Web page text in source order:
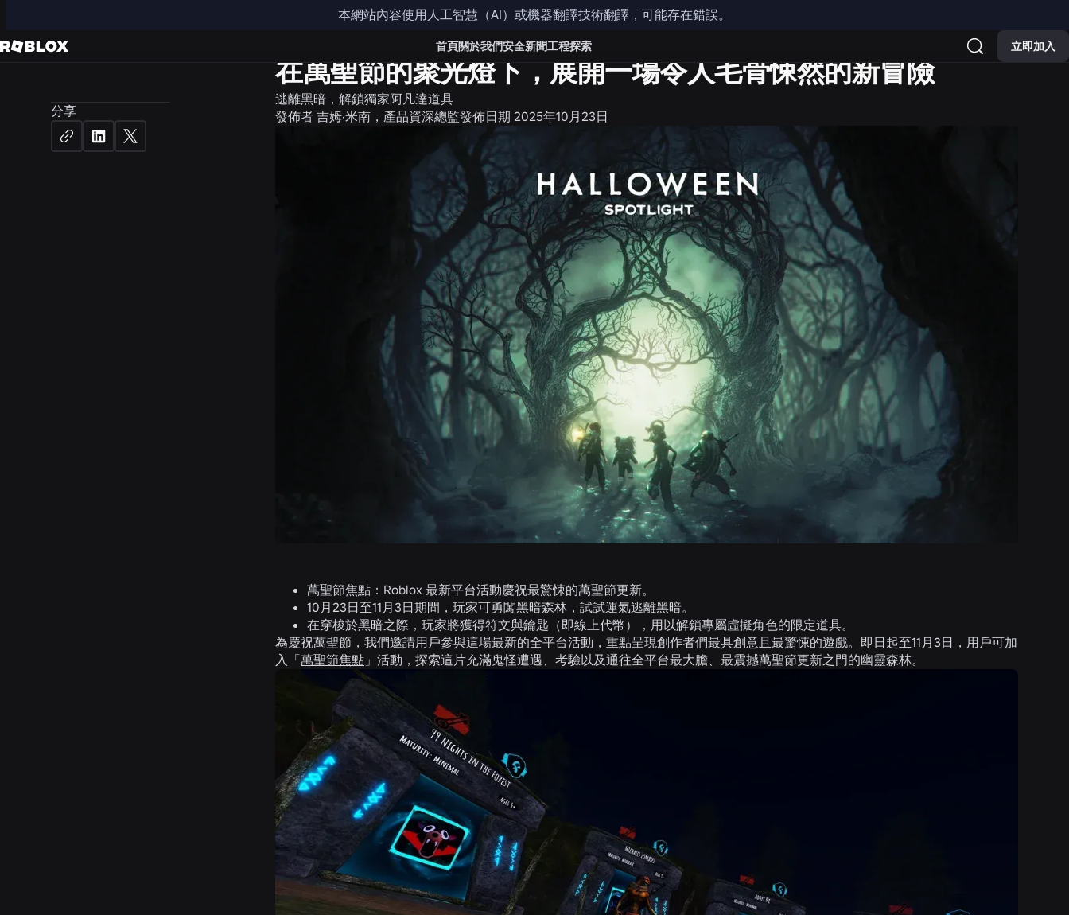
本網站內容使用人工智慧（AI）或機器翻譯技術翻譯，可能存在錯誤。
首頁關於我們安全新聞工程探索 立即加入
分享
新聞
在萬聖節的聚光燈下，展開一場令人毛骨悚然的新冒險
逃離黑暗，解鎖獨家阿凡達道具
發佈者 吉姆·米南，產品資深總監發佈日期 2025年10月23日
萬聖節焦點：Roblox 最新平台活動慶祝最驚悚的萬聖節更新。
10月23日至11月3日期間，玩家可勇闖黑暗森林，試試運氣逃離黑暗。
在穿梭於黑暗之際，玩家將獲得符文與鑰匙（即線上代幣），用以解鎖專屬虛擬角色的限定道具。
為慶祝萬聖節，我們邀請用戶參與這場最新的全平台活動，重點呈現創作者們最具創意且最驚悚的遊戲。即日起至11月3日，用戶可加
入「萬聖節焦點 」活動，探索這片充滿鬼怪遭遇、考驗以及通往全平台最大膽、最震撼萬聖節更新之門的幽靈森林。